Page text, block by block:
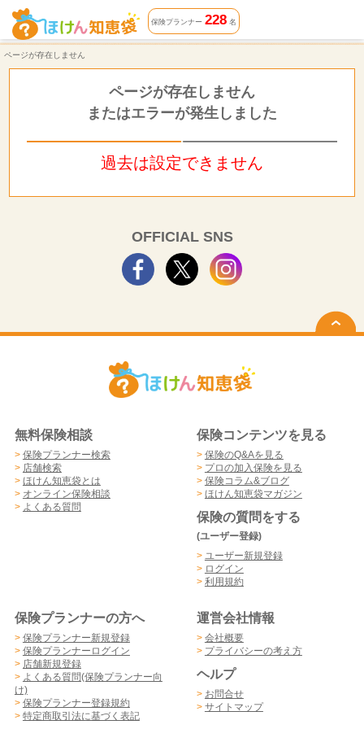
ページが存在しません | ほけん知恵袋
保険プランナー 228名
ページが存在しません
ページが存在しません
またはエラーが発生しました
過去は設定できません
OFFICIAL SNS
無料保険相談
> 保険プランナー検索
> 店舗検索
> ほけん知恵袋とは
> オンライン保険相談
> よくある質問
保険コンテンツを見る
> 保険のQ&Aを見る
> プロの加入保険を見る
> 保険コラム&ブログ
> ほけん知恵袋マガジン
保険の質問をする
(ユーザー登録)
> ユーザー新規登録
> ログイン
> 利用規約
保険プランナーの方へ
> 保険プランナー新規登録
> 保険プランナーログイン
> 店舗新規登録
> よくある質問(保険プランナー向
け)
> 保険プランナー登録規約
> 特定商取引法に基づく表記
運営会社情報
> 会社概要
> プライバシーの考え方
ヘルプ
> お問合せ
> サイトマップ